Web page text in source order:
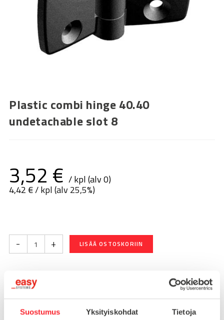
Suostumus Yksityiskohdat Tietoja
Plastic combi hinge 40.40
undetachable slot 8
3,52 € / kpl (alv 0)
4,42 €/ kpl (alv 25,5%)
- + LISÄÄ OSTOSKORIIN
Nopea toimitus 3 arkipäivää!
Toimituskulut 25€ kun lähetyksen pituus alle 1900mm.